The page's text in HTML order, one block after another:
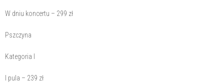
W dniu koncertu – 299 zł
Pszczyna
Kategoria I
I pula – 239 zł